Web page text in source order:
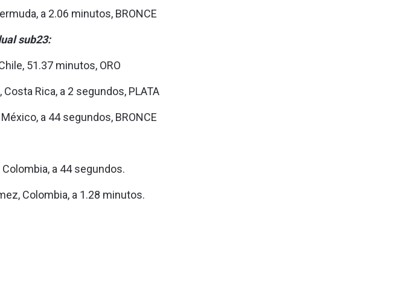
a 2.06 minutos, BRONCE
sub23:
51.37 minutos, ORO
Rica, a 2 segundos, PLATA
a 44 segundos, BRONCE
a 44 segundos.
Colombia, a 1.28 minutos.